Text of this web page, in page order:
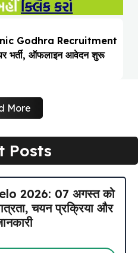
Godhra Recruitment
भर्ती, ऑफलाइन आवेदन शुरू
More
Posts
2026: 07 अगस्त को
चयन प्रक्रिया और